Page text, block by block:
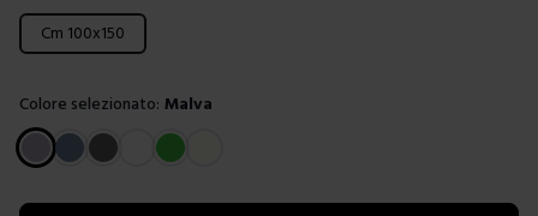
Scegli una misura
Cm 100x150
Colore selezionato: Malva
Scegli un colore